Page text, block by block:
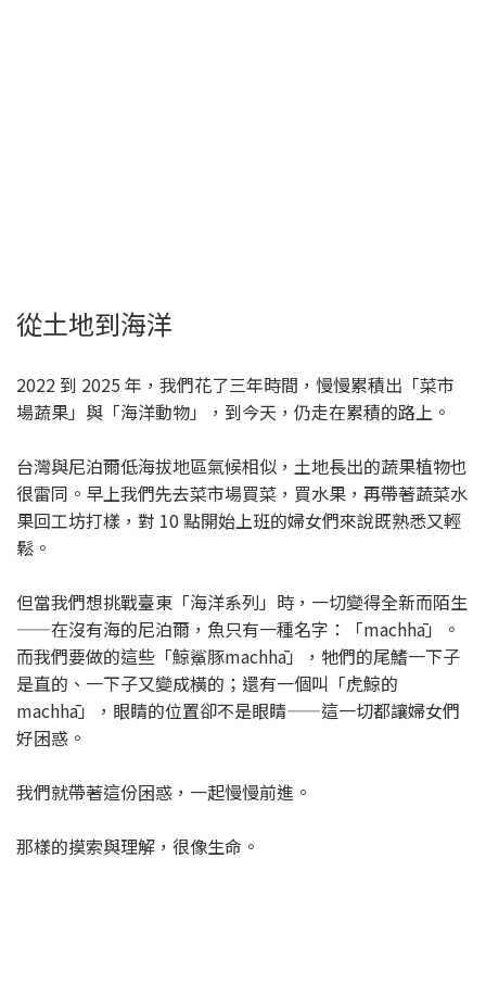
從土地到海洋
2022 到 2025 年，我們花了三年時間，慢慢累積出「菜市
場蔬果」與「海洋動物」，到今天，仍走在累積的路上。
台灣與尼泊爾低海拔地區氣候相似，土地長出的蔬果植物也
很雷同。早上我們先去菜市場買菜，買水果，再帶著蔬菜水
果回工坊打樣，對 10 點開始上班的婦女們來說既熟悉又輕
鬆。
但當我們想挑戰臺東「海洋系列」時，一切變得全新而陌生
——在沒有海的尼泊爾，魚只有一種名字：「machhā」。
而我們要做的這些「鯨鯊豚machhā」，牠們的尾鰭一下子
是直的、一下子又變成橫的；還有一個叫「虎鯨的
machhā」，眼睛的位置卻不是眼睛——這一切都讓婦女們
好困惑。
我們就帶著這份困惑，一起慢慢前進。
那樣的摸索與理解，很像生命。